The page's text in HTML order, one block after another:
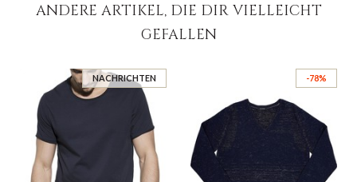
ANDERE ARTIKEL, DIE DIR VIELLEICHT
GEFALLEN
NACHRICHTEN -78%